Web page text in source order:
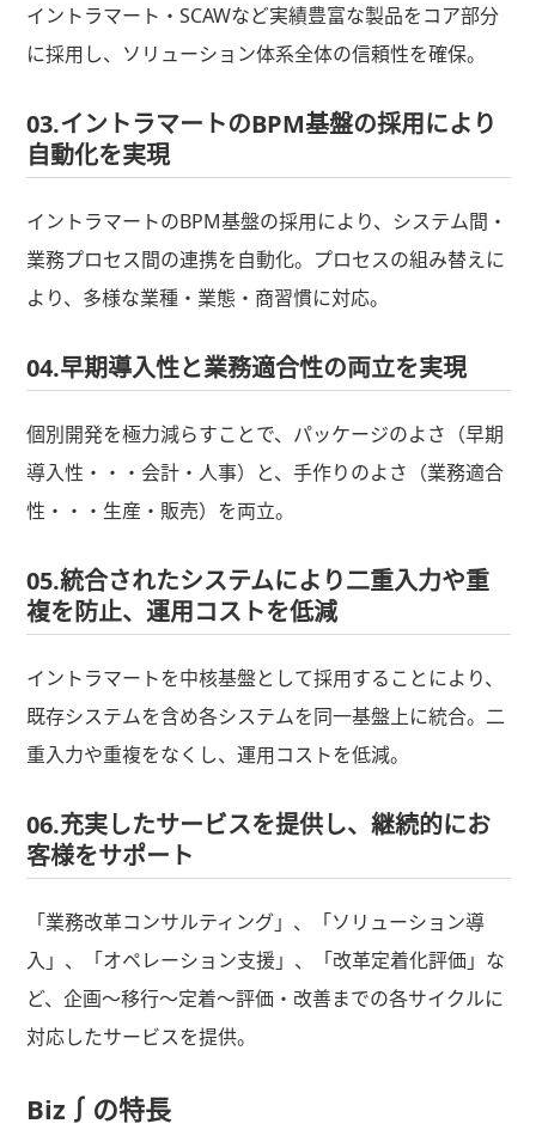
イントラマート・SCAWなど実績豊富な製品をコア部分
に採用し、ソリューション体系全体の信頼性を確保。
03.イントラマートのBPM基盤の採用により
自動化を実現
イントラマートのBPM基盤の採用により、システム間・
業務プロセス間の連携を自動化。プロセスの組み替えに
より、多様な業種・業態・商習慣に対応。
04.早期導入性と業務適合性の両立を実現
個別開発を極力減らすことで、パッケージのよさ（早期
導入性・・・会計・人事）と、手作りのよさ（業務適合
性・・・生産・販売）を両立。
05.統合されたシステムにより二重入力や重
複を防止、運用コストを低減
イントラマートを中核基盤として採用することにより、
既存システムを含め各システムを同一基盤上に統合。二
重入力や重複をなくし、運用コストを低減。
06.充実したサービスを提供し、継続的にお
客様をサポート
「業務改革コンサルティング」、「ソリューション導
入」、「オペレーション支援」、「改革定着化評価」な
ど、企画～移行～定着～評価・改善までの各サイクルに
対応したサービスを提供。
Biz∫の特長